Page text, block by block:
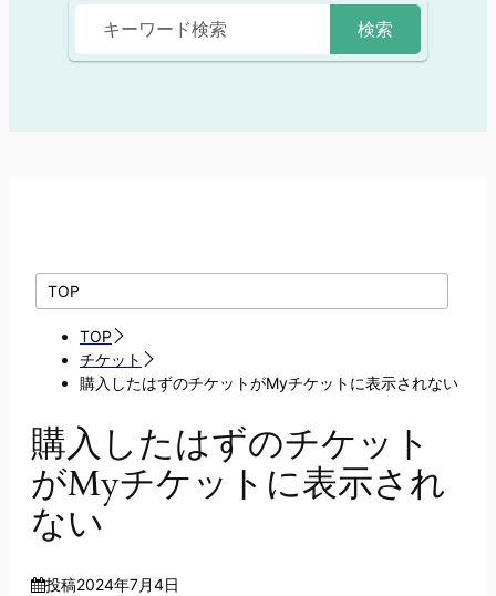
検索
TOP
TOP
チケット
購入したはずのチケットがMyチケットに表示されない
購入したはずのチケット
がMyチケットに表示され
ない
投稿2024年7月4日